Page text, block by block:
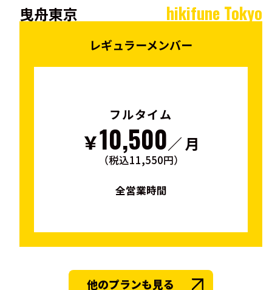
曳舟東京 hikifune Tokyo
レギュラーメンバー
フルタイム
￥10,500／ 月
（税込11,550円）
全営業時間
他のプランも見る